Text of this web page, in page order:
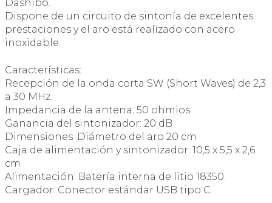
Dashibo.
Dispone de un circuito de sintonía de excelentes
prestaciones y el aro está realizado con acero
inoxidable.
Características:
Recepción de la onda corta SW (Short Waves) de 2,3
a 30 MHz.
Impedancia de la antena: 50 ohmios
Ganancia del sintonizador: 20 dB
Dimensiones: Diámetro del aro 20 cm
Caja de alimentación y sintonizador: 10,5 x 5,5 x 2,6
cm
Alimentación: Batería interna de litio 18350.
Cargador: Conector estándar USB tipo C